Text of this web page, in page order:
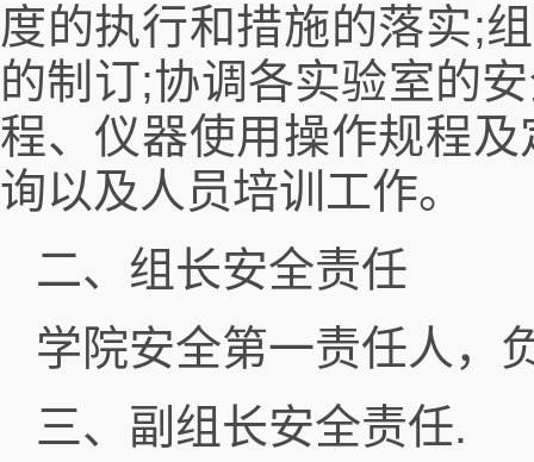
度的执行和措施的落实;
的制订;协调各实验室的
程、仪器使用操作规程
询以及人员培训工作。
二、组长安全责任
学院安全第一责任人，
三、副组长安全责任.